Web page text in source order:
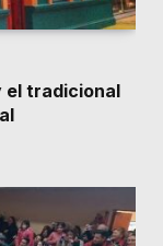
el tradicional